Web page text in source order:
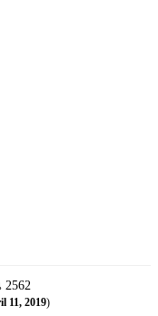
11, 2019)